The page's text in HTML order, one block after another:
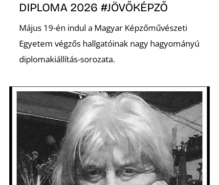
DIPLOMA 2026 #JÖVŐKÉPZŐ
Május 19-én indul a Magyar Képzőművészeti
Egyetem végzős hallgatóinak nagy hagyományú
diplomakiállítás-sorozata.